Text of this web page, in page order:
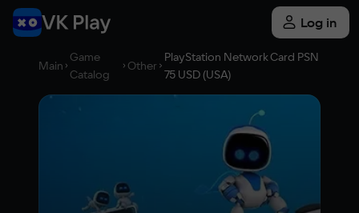
Log in
Main
Game
Catalog
Other
PlayStation Network Card PSN
75 USD (USA)